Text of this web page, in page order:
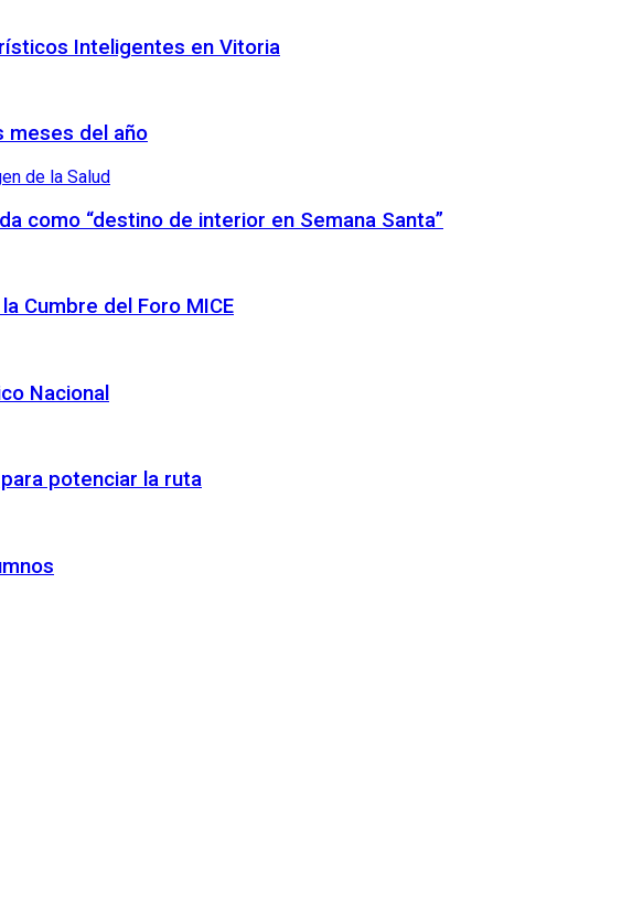
Inteligentes en Vitoria
meses del año
como “destino de interior en Semana Santa”
Cumbre del Foro MICE
Nacional
potenciar la ruta